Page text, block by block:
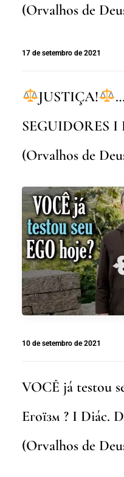
(Orvalhos de
17 de setembro de 2021
JUSTIÇA!
SEGUIDORES I
(Orvalhos de
10 de setembro de 2021
VOCÊ já testou
Егоїзм ? I Diác.
(Orvalhos de